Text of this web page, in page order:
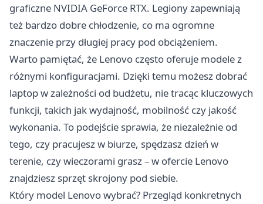
graficzne NVIDIA GeForce RTX. Legiony zapewniają
też bardzo dobre chłodzenie, co ma ogromne
znaczenie przy długiej pracy pod obciążeniem.
Warto pamiętać, że Lenovo często oferuje modele z
różnymi konfiguracjami. Dzięki temu możesz dobrać
laptop w zależności od budżetu, nie tracąc kluczowych
funkcji, takich jak wydajność, mobilność czy jakość
wykonania. To podejście sprawia, że niezależnie od
tego, czy pracujesz w biurze, spędzasz dzień w
terenie, czy wieczorami grasz – w ofercie Lenovo
znajdziesz sprzęt skrojony pod siebie.
Który model Lenovo wybrać? Przegląd konkretnych